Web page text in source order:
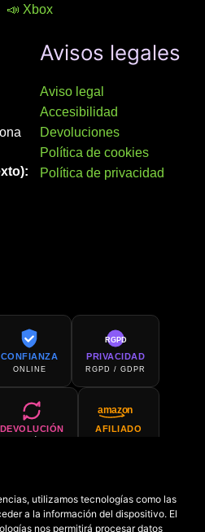
utilizamos tecnologías como las
a la información del dispositivo. El
nos permitirá procesar datos
📣 Xbox
Avisos legales
Aviso legal
Accesibilidad
Devoluciones
Política de cookies
Política de privacidad
CONFIANZA
ONLINE
RGPD
PRIVACIDAD
RGPD / GDPR
DEVOLUCIÓN
amazon
AFILIADO
COMPRA EN
AMAZON